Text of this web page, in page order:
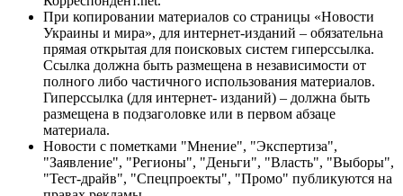
При копировании материалов со страницы «Новости
Украины и мира», для интернет-изданий – обязательна
прямая открытая для поисковых систем гиперссылка.
Ссылка должна быть размещена в независимости от
полного либо частичного использования материалов.
Гиперссылка (для интернет- изданий) – должна быть
размещена в подзаголовке или в первом абзаце
материала.
Новости с пометками "Мнение", "Экспертиза",
"Заявление", "Регионы", "Деньги", "Власть", "Выборы",
"Тест-драйв", "Спецпроекты", "Промо" публикуются на